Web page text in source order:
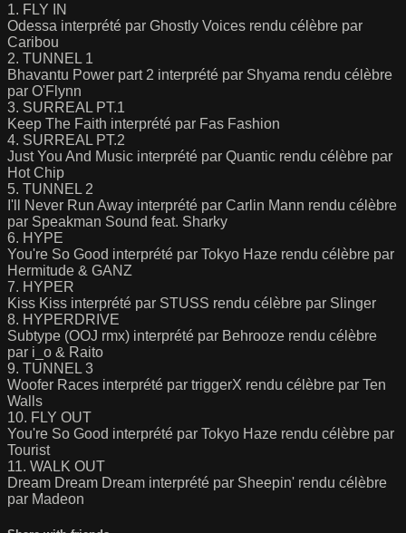
1. FLY IN
Odessa interprété par Ghostly Voices rendu célèbre par
Caribou
2. TUNNEL 1
Bhavantu Power part 2 interprété par Shyama rendu célèbre
par O'Flynn
3. SURREAL PT.1
Keep The Faith interprété par Fas Fashion
4. SURREAL PT.2
Just You And Music interprété par Quantic rendu célèbre par
Hot Chip
5. TUNNEL 2
I'll Never Run Away interprété par Carlin Mann rendu célèbre
par Speakman Sound feat. Sharky
6. HYPE
You're So Good interprété par Tokyo Haze rendu célèbre par
Hermitude & GANZ
7. HYPER
Kiss Kiss interprété par STUSS rendu célèbre par Slinger
8. HYPERDRIVE
Subtype (OOJ rmx) interprété par Behrooze rendu célèbre
par i_o & Raito
9. TUNNEL 3
Woofer Races interprété par triggerX rendu célèbre par Ten
Walls
10. FLY OUT
You're So Good interprété par Tokyo Haze rendu célèbre par
Tourist
11. WALK OUT
Dream Dream Dream interprété par Sheepin' rendu célèbre
par Madeon